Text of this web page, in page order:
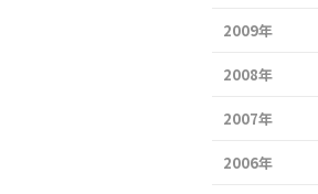
2009年
2008年
2007年
2006年